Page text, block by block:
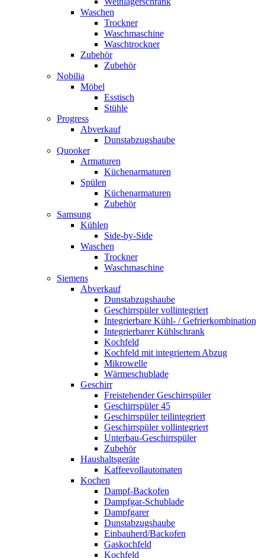
Waschen
Trockner
Waschmaschine
Waschtrockner
Zubehör
Zubehör
Nobilia
Möbel
Esstisch
Stühle
Progress
Abverkauf
Dunstabzugshaube
Quooker
Armaturen
Küchenarmaturen
Spülen
Küchenarmaturen
Zubehör
Samsung
Kühlen
Side-by-Side
Waschen
Trockner
Waschmaschine
Siemens
Abverkauf
Dunstabzugshaube
Geschirrspüler vollintegriert
Integrierbare Kühl- / Gefrierkombination
Integrierbarer Kühlschrank
Kochfeld
Kochfeld mit integriertem Abzug
Mikrowelle
Wärmeschublade
Geschirr
Freistehender Geschirrspüler
Geschirrspüler 45
Geschirrspüler teilintegriert
Geschirrspüler vollintegriert
Unterbau-Geschirrspüler
Zubehör
Haushaltsgeräte
Kaffeevollautomaten
Kochen
Dampf-Backofen
Dampfgar-Schublade
Dampfgarer
Dunstabzugshaube
Einbauherd/Backofen
Gaskochfeld
Kochfeld